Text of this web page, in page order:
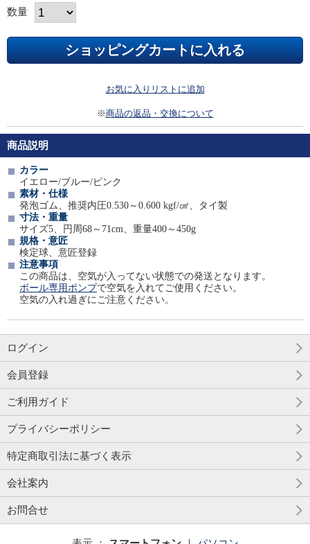
数量
お気に入りリストに追加
※商品の返品・交換について
商品説明
カラー
イエロー/ブルー/ピンク
素材・仕様
発泡ゴム、推奨内圧0.530～0.600 kgf/㎠、タイ製
寸法・重量
サイズ5、円周68～71cm、重量400～450g
規格・意匠
検定球、意匠登録
注意事項
この商品は、空気が入ってない状態での発送となります。
ボール専用ポンプで空気を入れてご使用ください。
空気の入れ過ぎにご注意ください。
ログイン
会員登録
ご利用ガイド
プライバシーポリシー
特定商取引法に基づく表示
会社案内
お問合せ